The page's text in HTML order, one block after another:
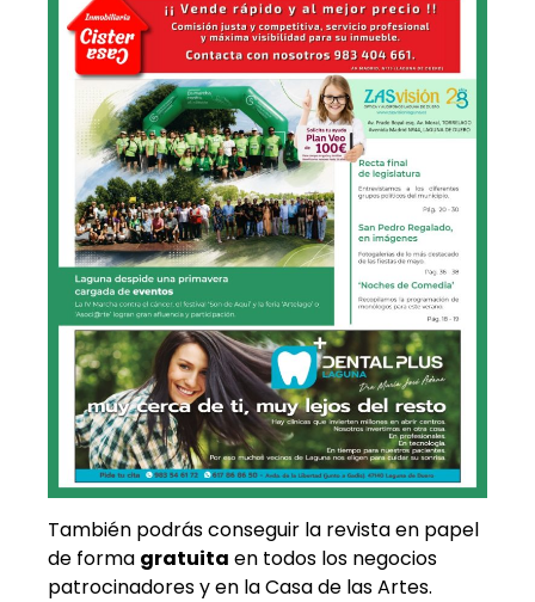
También podrás conseguir la revista en papel
de forma gratuita en todos los negocios
patrocinadores y en la Casa de las Artes.